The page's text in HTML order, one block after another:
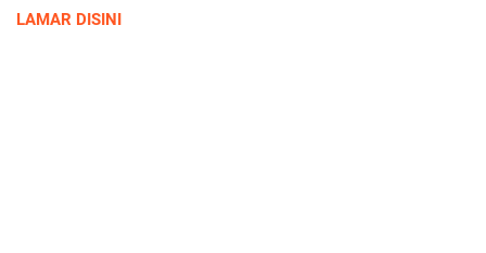
LAMAR DISINI